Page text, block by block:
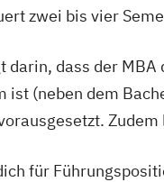
zwei bis vier
darin, dass der
ist (neben dem
für